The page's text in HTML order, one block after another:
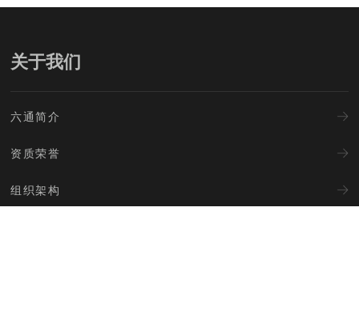
关于我们
六通简介
资质荣誉
组织架构